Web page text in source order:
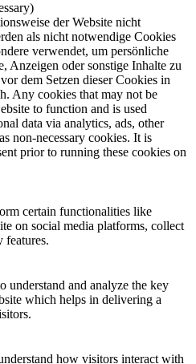
der Website nicht
als nicht notwendige Cookies
verwendet, um persönliche
Anzeigen oder sonstige Inhalte zu
dem Setzen dieser Cookies in
Any cookies that may not be
to function and is used
data via analytics, ads, other
non-necessary cookies. It is
prior to running these cookies on
certain functionalities like
on social media platforms, collect
features.
understand and analyze the key
which helps in delivering a
how visitors interact with